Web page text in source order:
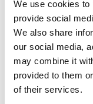
We use cookies to
provide social
We also share
our social media,
may combine it
provided to them
of their services.
Het
snelfietspad
Claxonneren
gevaar
Nachtelijk